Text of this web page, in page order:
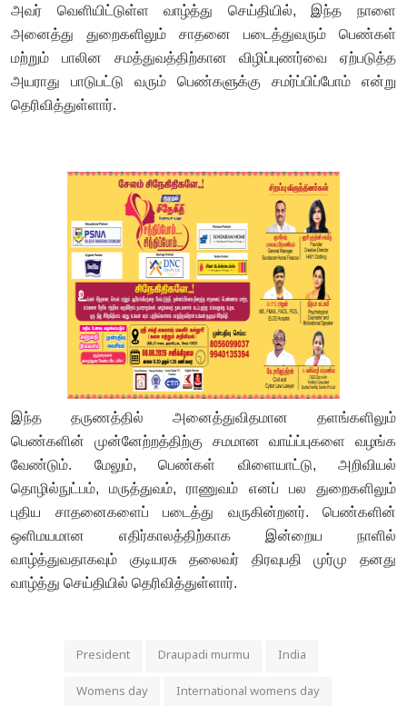
அவர் வெளியிட்டுள்ள வாழ்த்து செய்தியில், இந்த நாளை
அனைத்து துறைகளிலும் சாதனை படைத்துவரும் பெண்கள்
மற்றும் பாலின சமத்துவத்திற்கான விழிப்புணர்வை ஏற்படுத்த
அயராது பாடுபட்டு வரும் பெண்களுக்கு சமர்ப்பிப்போம் என்று
தெரிவித்துள்ளார்.
இந்த தருணத்தில் அனைத்துவிதமான தளங்களிலும்
பெண்களின் முன்னேற்றத்திற்கு சமமான வாய்ப்புகளை வழங்க
வேண்டும். மேலும், பெண்கள் விளையாட்டு, அறிவியல்
தொழில்நுட்பம், மருத்துவம், ராணுவம் எனப் பல துறைகளிலும்
புதிய சாதனைகளைப் படைத்து வருகின்றனர். பெண்களின்
ஒளிமயமான எதிர்காலத்திற்காக இன்றைய நாளில்
வாழ்த்துவதாகவும் குடியரசு தலைவர் திரவுபதி முர்மு தனது
வாழ்த்து செய்தியில் தெரிவித்துள்ளார்.
President Draupadi murmu India
Womens day International womens day